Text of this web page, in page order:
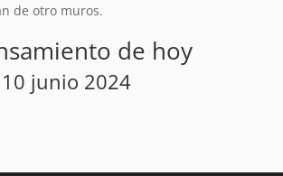
de otro muros.
de hoy
junio 2024